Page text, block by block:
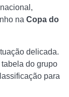
na Copa do
delicada.
do grupo
para